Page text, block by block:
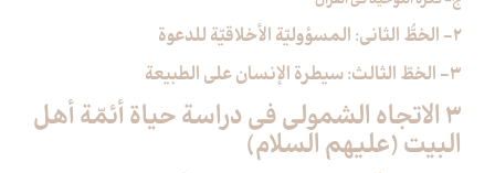
2- الخطُّ الثاني: المسؤوليّة الأخلاقيّة للدعوة
3- الخطّ الثالث: سيطرة الإنسان على الطبيعة
3 الاتجاه الشمولي في دراسة حياة أئمّة أهل
البيت (عليهم السلام)